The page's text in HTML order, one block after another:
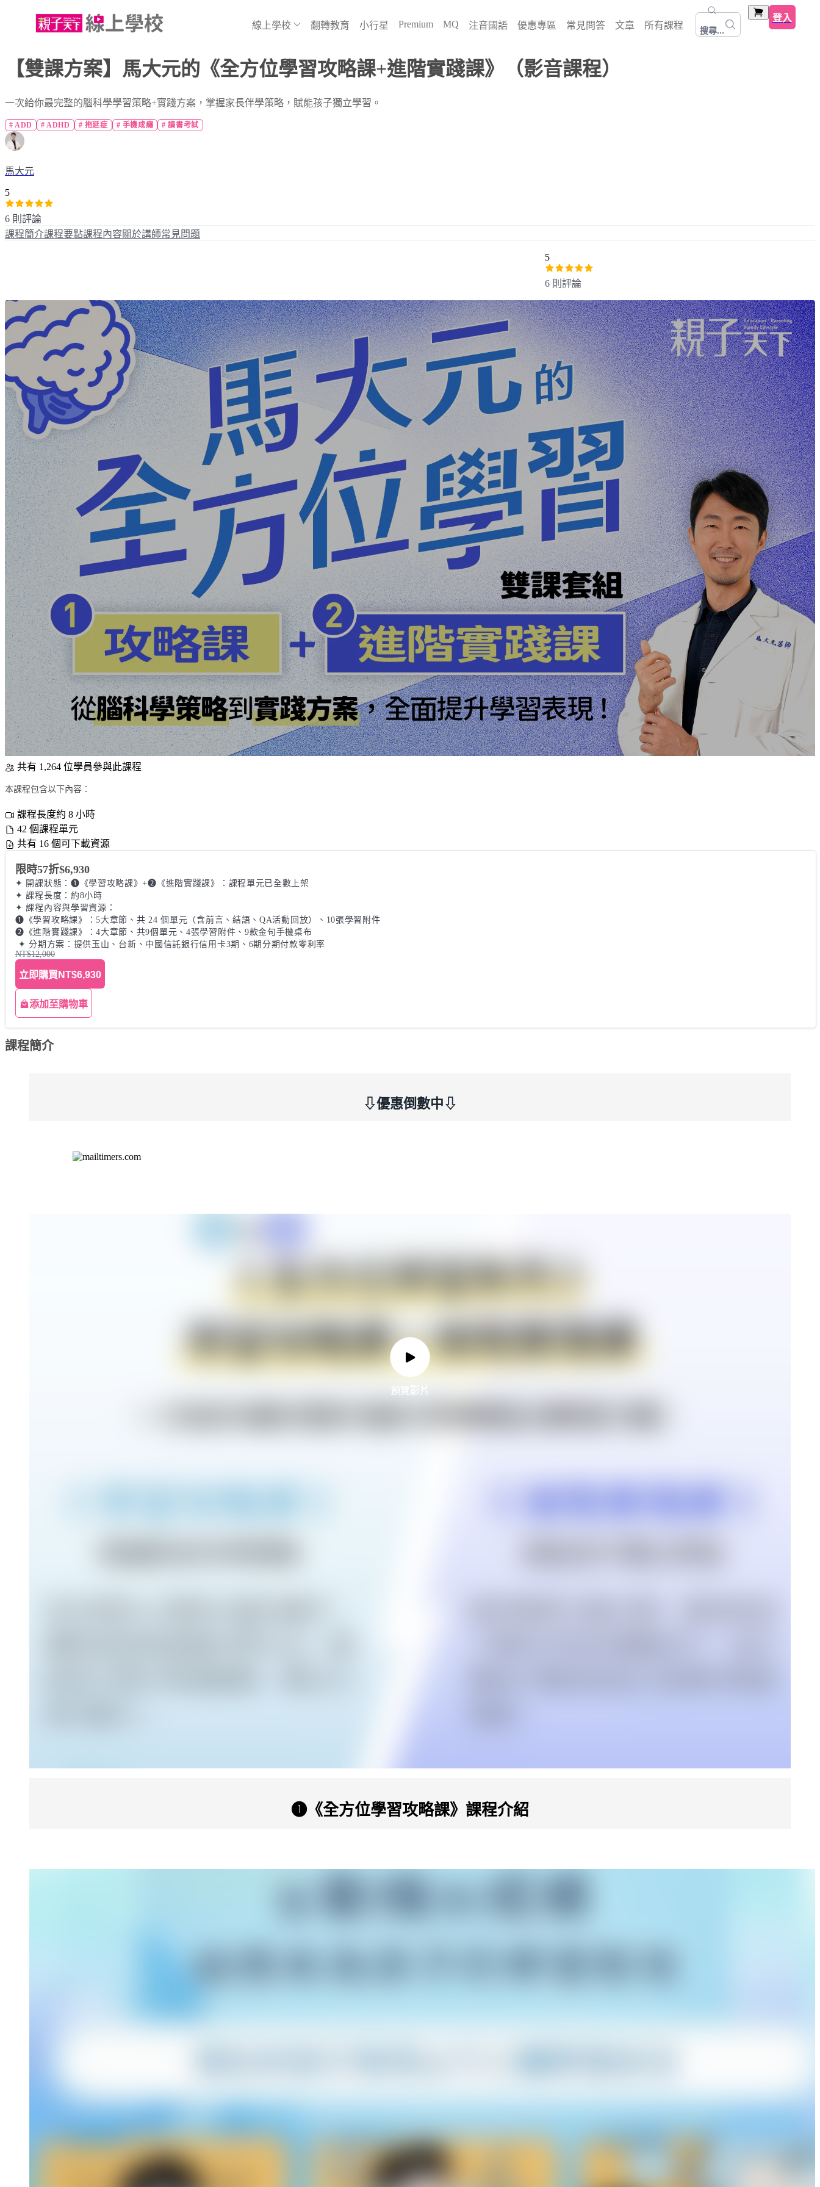
線上學校 翻轉教育 小行星 Premium MQ 注音國語 優惠專區 常見問答 文章 所有課程 搜尋...
登入
【雙課方案】馬大元的《全方位學習攻略課+進階實踐課》（影音課程）
一次給你最完整的腦科學學習策略+實踐方案，掌握家長伴學策略，賦能孩子獨立學習。
#ADD #ADHD # 拖延症 # 手機成癮 #讀書考試
馬大元
5
6 則評論
課程簡介課程要點課程內容關於講師常見問題
5
6 則評論
預覽影片
共有 1,264 位學員參與此課程
本課程包含以下內容：
課程長度約 8 小時
42 個課程單元
共有 16 個可下載資源
限時57折$6,930
✦ 開課狀態：❶《學習攻略課》+❷《進階實踐課》：課程單元已全數上架
✦ 課程長度：約8小時
✦ 課程內容與學習資源：
❶《學習攻略課》：5大章節、共 24 個單元（含前言、結語、QA活動回放）、10張學習附件
❷《進階實踐課》：4大章節、共9個單元、4張學習附件、9款金句手機桌布
✦ 分期方案：提供玉山、台新、中國信託銀行信用卡3期、6期分期付款零利率
NT$12,000
立即購買 NT$6,930
添加至購物車
課程簡介
⇩優惠倒數中⇩
❶《全方位學習攻略課》課程介紹
預覽影片